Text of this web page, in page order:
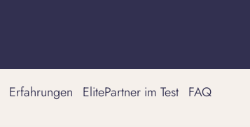
Erfahrungen ElitePartner im Test FAQ